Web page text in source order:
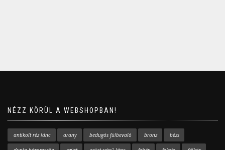
NÉZZ KÖRÜL A WEBSHOPBAN!
antikolt réz lánc arany bedugós fülbevaló bronz bézs